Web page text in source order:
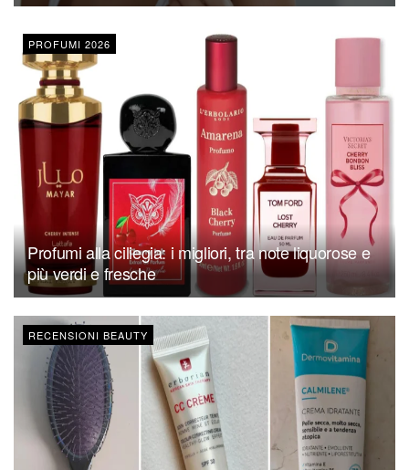
PROFUMI 2026
Profumi alla ciliegia: i migliori, tra note liquorose e
più verdi e fresche
RECENSIONI BEAUTY